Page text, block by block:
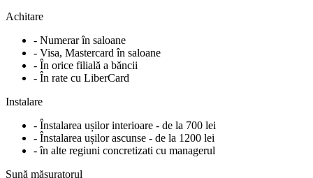
Achitare
- Numerar în saloane
- Visa, Mastercard în saloane
- În orice filială a băncii
- În rate cu LiberCard
Instalare
- Înstalarea ușilor interioare - de la 700 lei
- Înstalarea ușilor ascunse - de la 1200 lei
- în alte regiuni concretizati cu managerul
Sună măsuratorul